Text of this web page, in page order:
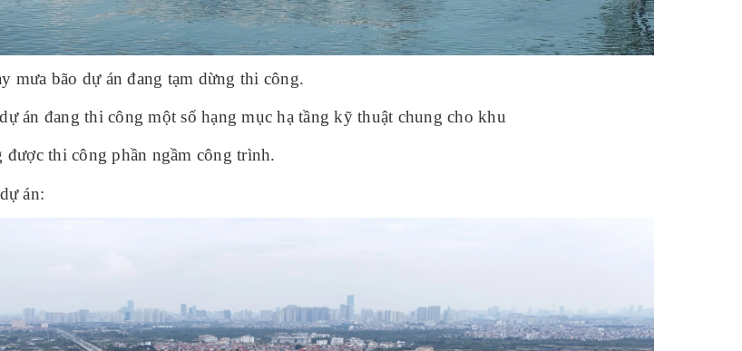
mưa bão dự án đang tạm dừng thi công.
án đang thi công một số hạng mục hạ tầng kỹ thuật chung cho khu
được thi công phần ngầm công trình.
án: